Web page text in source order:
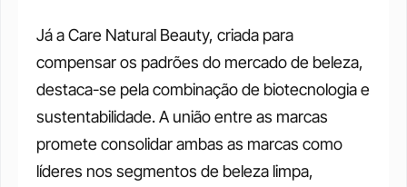
Já a Care Natural Beauty, criada para
compensar os padrões do mercado de beleza,
destaca-se pela combinação de biotecnologia e
sustentabilidade. A união entre as marcas
promete consolidar ambas as marcas como
líderes nos segmentos de beleza limpa,